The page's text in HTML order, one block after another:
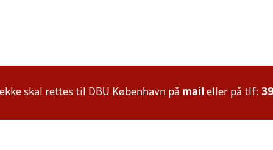
skal rettes til DBU København på mail eller på tlf: